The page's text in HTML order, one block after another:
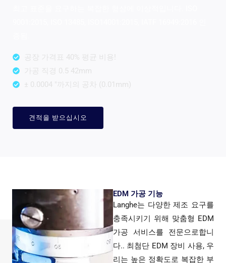
공장 가격표 40% 평균 비용!
가공 직경 0.5 42mm
± 0.0004 ″까지의 공차 (0.01mm)
견적을 받으십시오
EDM 가공 기능
Langhe는 다양한 제조 요구를
충족시키기 위해 맞춤형 EDM
가공 서비스를 전문으로합니
다.. 최첨단 EDM 장비 사용, 우
리는 높은 정확도로 복잡한 부